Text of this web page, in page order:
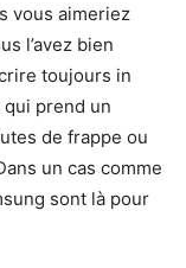
vous aimeriez
l’avez bien
toujours in
prend un
de frappe ou
un cas comme
sont là pour